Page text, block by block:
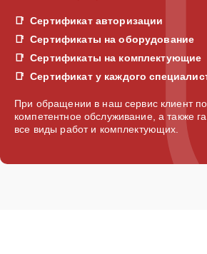
Сертификат авторизации
Сертификаты на оборудование
Сертификаты на комплектующие
Сертификат у каждого
При обращении в наш сервис клиент
компетентное обслуживание, а также
все виды работ и комплектующих.